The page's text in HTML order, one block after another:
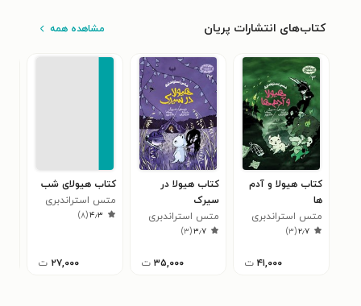
کتاب‌های انتشارات پریان مشاهده همه
کتاب هیولا و آدم
ها
متس استراندبری
۲٫۷(۳)
۴۱,۰۰۰ ت
کتاب هیولا در
سیرک
متس استراندبری
۳٫۷(۳)
۳۵,۰۰۰ ت
کتاب هیولای شب
متس استراندبری
۴٫۳(۸)
۲۷,۰۰۰ ت